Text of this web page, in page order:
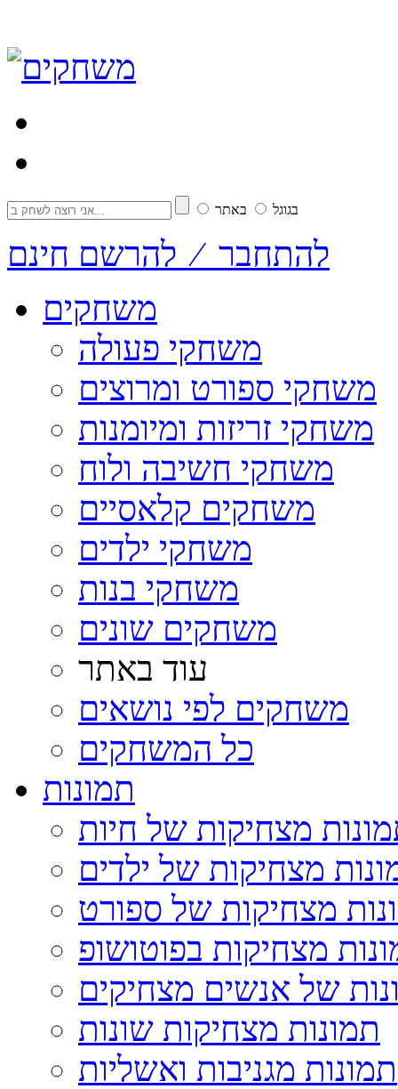
בגוגל באתר
להתחבר ⁄ להרשם חינם
משחקים
משחקי פעולה
משחקי ספורט ומרוצים
משחקי זריזות ומיומנות
משחקי חשיבה ולוח
משחקים קלאסיים
משחקי ילדים
משחקי בנות
משחקים שונים
עוד באתר
משחקים לפי נושאים
כל המשחקים
תמונות
מצחיקות של חיות
מצחיקות של ילדים
מצחיקות של ספורט
מצחיקות בפוטושופ
של אנשים מצחיקים
תמונות מצחיקות שונות
תמונות מגניבות ואשליות